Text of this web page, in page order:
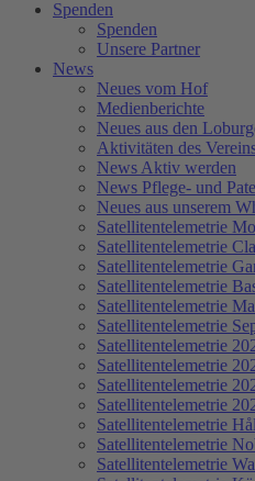
Spenden
Spenden
Unsere Partner
News
Neues vom Hof
Medienberichte
Neues aus den
Aktivitäten des
News Aktiv werden
News Pflege- und
Neues aus unserem
Satellitentelemetrie
Satellitentelemetrie
Satellitentelemetrie
Satellitentelemetrie
Satellitentelemetrie
Satellitentelemetrie
Satellitentelemetrie
Satellitentelemetrie
Satellitentelemetrie
Satellitentelemetrie
Satellitentelemetrie
Satellitentelemetrie
Satellitentelemetrie